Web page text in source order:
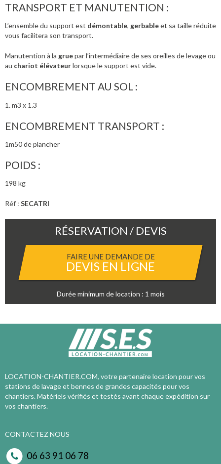
TRANSPORT ET MANUTENTION :
L’ensemble du support est démontable, gerbableet sa taille réduite
vous facilitera son transport.
Manutention à la gruepar l’intermédiaire de ses oreilles de levage ou
au chariot élévateurlorsque le support est vide.
ENCOMBREMENT AU SOL :
1. m3 x 1.3
ENCOMBREMENT TRANSPORT :
1m50 de plancher
POIDS :
198 kg
Réf : SECATRI
RÉSERVATION / DEVIS
FAIRE UNE DEMANDE DE
DEVIS EN LIGNE
Durée minimum de location : 1 mois
LOCATION-CHANTIER.COM, votre partenaire location pour vos
stations de lavage et bennes de grandes capacités pour vos
chantiers. Matériels vérifiés et testés avant chaque expédition sur
vos chantiers.
CONTACTEZ NOUS
06 63 91 06 78